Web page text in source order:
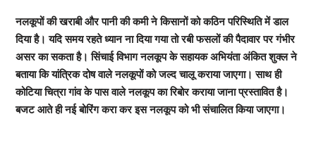
नलकूपों की खराबी और पानी की कमी ने किसानों को कठिन परिस्थिति में डाल
दिया है। यदि समय रहते ध्यान ना दिया गया तो रबी फसलों की पैदावार पर गंभीर
असर का सकता है। सिंचाई विभाग नलकूप के सहायक अभियंता अंकित शुक्ल ने
बताया कि यांत्रिक दोष वाले नलकूपों को जल्द चालू कराया जाएगा। साथ ही
कोटिया चित्रा गांव के पास वाले नलकूप का रिबोर कराया जाना प्रस्तावित है।
बजट आते ही नई बोरिंग करा कर इस नलकूप को भी संचालित किया जाएगा।